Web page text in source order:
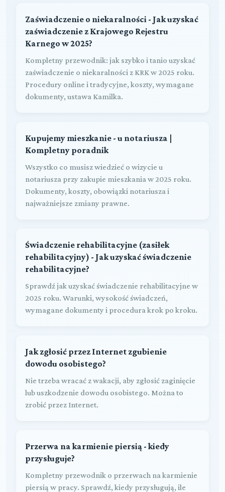
Zaświadczenie o niekaralności - Jak uzyskać
zaświadczenie z Krajowego Rejestru
Karnego w 2025?
Kompletny przewodnik: jak szybko i tanio uzyskać
zaświadczenie o niekaralności z KRK w 2025 roku.
Procedury online i tradycyjne, koszty, wymagane
dokumenty, ustawa Kamilka.
Kupujemy mieszkanie - u notariusza |
Kompletny poradnik
Wszystko co musisz wiedzieć o wizycie u
notariusza przy zakupie mieszkania w 2025 roku.
Dokumenty, koszty, obowiązki notariusza i
najważniejsze zmiany prawne.
Świadczenie rehabilitacyjne (zasiłek
rehabilitacyjny) - Jak uzyskać świadczenie
rehabilitacyjne?
Sprawdź jak uzyskać świadczenie rehabilitacyjne w
2025 roku. Warunki, wysokość świadczeń,
wymagane dokumenty i procedura krok po kroku.
Jak zgłosić przez Internet zgubienie
dowodu osobistego?
Nie trzeba wracać z wakacji, aby zgłosić zaginięcie
lub uszkodzenie dowodu osobistego. Można to
zrobić przez Internet.
Przerwa na karmienie piersią - kiedy
przysługuje?
Kompletny przewodnik o przerwach na karmienie
piersią w pracy. Sprawdź, kiedy przysługują, ile